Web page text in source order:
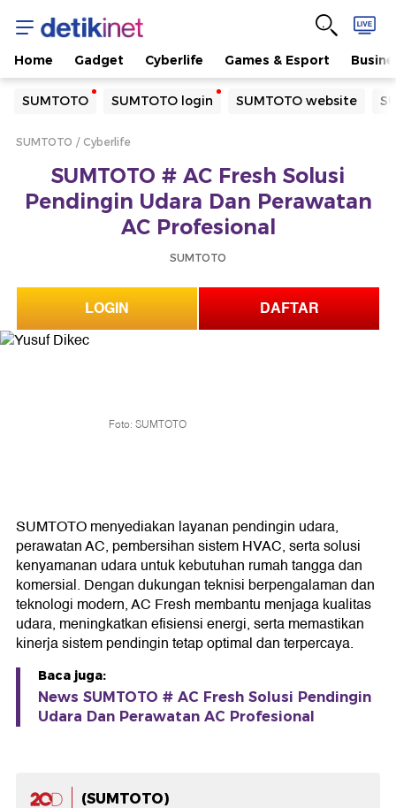
Home Gadget Cyberlife Games & Esport
SUMTOTO SUMTOTO login SUMTOTO website
Yang sedang ramai dicari
Loading...
Loading...
SUMTOTO Cyberlife
SUMTOTO # AC Fresh Solusi
Pendingin Udara Dan Perawatan
AC Profesional
SUMTOTO
LOGIN DAFTAR
Foto: SUMTOTO
SUMTOTO menyediakan layanan pendingin udara,
perawatan AC, pembersihan sistem HVAC, serta solusi
kenyamanan udara untuk kebutuhan rumah tangga dan
komersial. Dengan dukungan teknisi berpengalaman dan
teknologi modern, AC Fresh membantu menjaga kualitas
udara, meningkatkan efisiensi energi, serta memastikan
kinerja sistem pendingin tetap optimal dan terpercaya.
Baca juga:
News SUMTOTO # AC Fresh Solusi Pendingin
Udara Dan Perawatan AC Profesional
(SUMTOTO)